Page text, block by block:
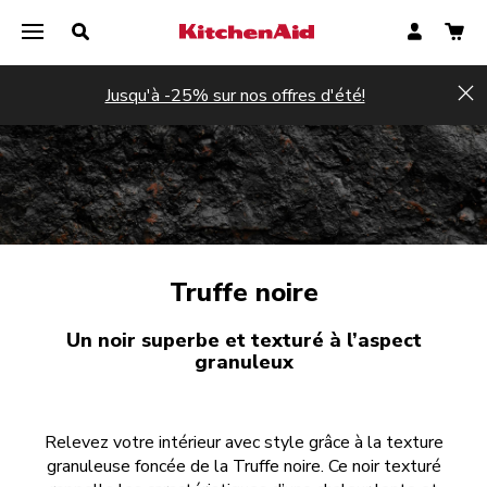
Jusqu'à -25% sur nos offres d'été!
Truffe noire
Un noir superbe et texturé à l’aspect
granuleux
Relevez votre intérieur avec style grâce à la texture
granuleuse foncée de la Truffe noire. Ce noir texturé